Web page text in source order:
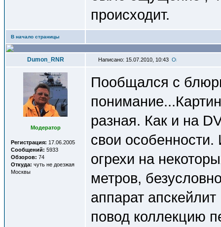
происходит.
В начало страницы
Dumon_RNR Написано: 15.07.2010, 10:43
Модератор
Регистрация: 17.06.2005
Сообщений: 5933
Обзоров: 74
Откуда: чуть не доезжая
Москвы
Пообщался с
разная. Как и на
свои
огрехи на
метров,
аппарат
повод коллекцию